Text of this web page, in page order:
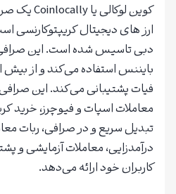
کوین لوکالی یا Coinlocally یک صرافی و
دبی تاسیس شده است. این
فیات پشتیبانی می‌کند. این
معاملات اسپات و فیوچرز، خرید
تبدیل سریع و در صرافی، ربات
کاربران خود ارائه می‌دهد.